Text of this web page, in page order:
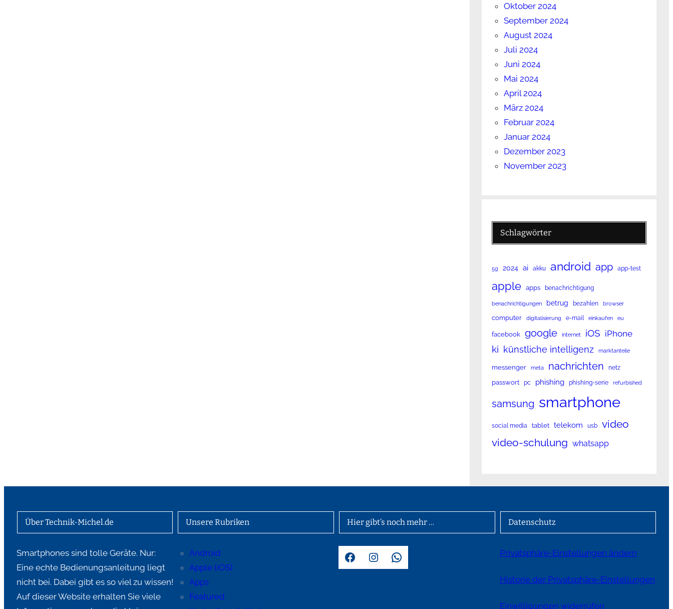
Oktober 2024
September 2024
August 2024
Juli 2024
Juni 2024
Mai 2024
April 2024
März 2024
Februar 2024
Januar 2024
Dezember 2023
November 2023
Schlagwörter
5g 2024 ai akku android app app-test
apple apps benachrichtigung
benachrichtigungen betrug bezahlen browser
computer digitalisierung e-mail einkaufen eu
facebook google internet iOS iPhone
ki künstliche intelligenz marktanteile
messenger meta nachrichten netz
passwort pc phishing phishing-serie refurbished
samsung smartphone
social media tablet telekom usb
video
video-schulung whatsapp
Über Technik-Michel.de
Smartphones sind tolle Geräte. Nur:
Eine echte Bedienungsanleitung liegt
nicht bei. Dabei gibt es so viel zu wissen!
Auf dieser Website erhalten Sie viele
Unsere Rubriken
Android
Apple (iOS)
Apps
Featured
Hier gibt’s noch mehr …
Facebook Instagram WhatsApp
Datenschutz
Privatsphäre-Einstellungen ändern
Historie der Privatsphäre-Einstellungen
Einwilligungen widerrufen